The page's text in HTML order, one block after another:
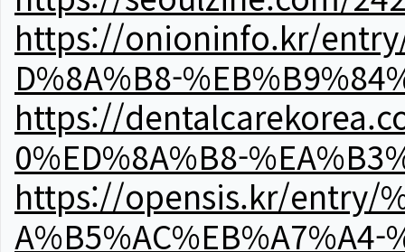
https://onioninfo.kr/entry/
D%8A%B8-
https://
0%ED%8A%B8-
https://opensis.kr/entry/
A%B5%AC%EB%A7%A4-